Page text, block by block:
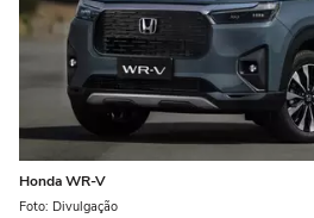
Honda WR-V
Foto: Divulgação